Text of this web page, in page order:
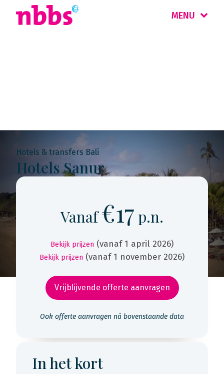
MENU
Hotels & transfers Bali
Hotels Sanur
Vanaf€17 p.n.
Bekijk prijzen (vanaf 1 april 2026)
Bekijk prijzen (vanaf 1 november 2026)
Vrijblijvende offerte aanvragen
Ook offerte aanvragen ná bovenstaande data
In het kort